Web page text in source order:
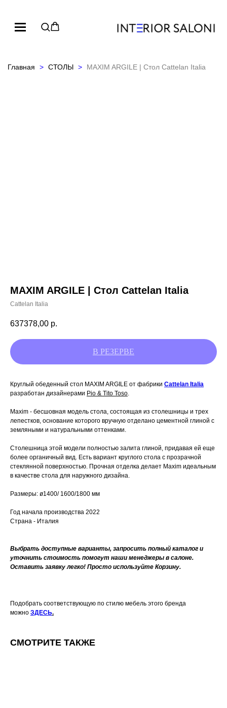
Главная СТОЛЫ MAXIM ARGILE | Стол Cattelan Italia
MAXIM ARGILE | Стол Cattelan Italia
Cattelan Italia
637378,00 р.
Круглый обеденный стол MAXIM ARGILE от фабрики Cattelan Italia
разработан дизайнерами Pio & Tito Toso.
Maxim - бесшовная модель стола, состоящая из столешницы и трех
лепестков, основание которого вручную отделано цементной глиной с
земляными и натуральными оттенками.
Столешница этой модели полностью залита глиной, придавая ей еще
более органичный вид. Есть вариант круглого стола с прозрачной
стеклянной поверхностью. Прочная отделка делает Maxim идеальным
в качестве стола для наружного дизайна.
Размеры: ø1400/ 1600/1800 мм
Год начала производства 2022
Страна - Италия
Выбрать доступные варианты, запросить полный каталог и
уточнить стоимость помогут наши менеджеры в салоне.
Оставить заявку легко! Просто используйте Корзину.
Подобрать соответствующую по стилю мебель этого бренда
можно ЗДЕСЬ.
СМОТРИТЕ ТАКЖЕ